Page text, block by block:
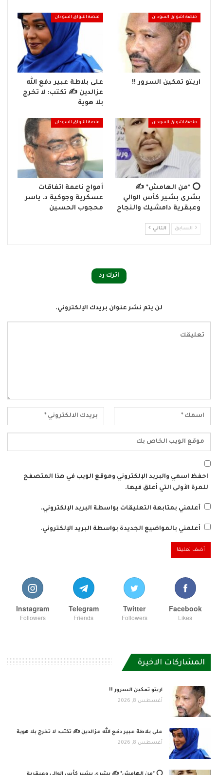
منصة اشواق السودان
اريتو تمكين السرور !!
منصة اشواق السودان
على بلاطة عبير دفع الله
عزالدين ✍️ تكتب: لا تخرج
بلا هوية
منصة اشواق السودان
⭕ *من الهامش* ✍️
بشرى بشير كأس الوالي
وعبقرية دامشيك والنجاح
منصة اشواق السودان
أمواج ناعمة اتفاقات
عسكرية وجوكية د. ياسر
محجوب الحسين
السابق التالي
اترك رد
لن يتم نشر عنوان بريدك الإلكتروني.
احفظ اسمي والبريد الإلكتروني وموقع الويب في هذا المتصفح
للمرة الأولى التي أعلق فيها.
أعلمني بمتابعة التعليقات بواسطة البريد الإلكتروني.
أعلمني بالمواضيع الجديدة بواسطة البريد الإلكتروني.
Facebook
Likes
Twitter
Followers
Telegram
Friends
Instagram
Followers
المشاركات الاخيرة
اريتو تمكين السرور !!
أغسطس 8, 2026
على بلاطة عبير دفع الله عزالدين ✍️ تكتب: لا تخرج بلا هوية
أغسطس 8, 2026